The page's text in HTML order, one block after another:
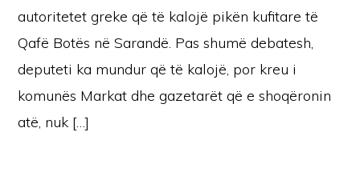
autoritetet greke që të kalojë pikën kufitare të
Qafë Botës në Sarandë. Pas shumë debatesh,
deputeti ka mundur që të kalojë, por kreu i
komunës Markat dhe gazetarët që e shoqëronin
atë, nuk […]